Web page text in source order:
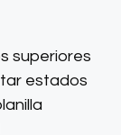
superiores
estados